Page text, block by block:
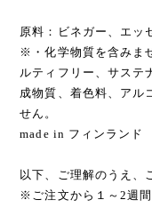
原料：ビネガー、エッ
※・化学物質を含みま
ルティフリー、サステ
成物質、着色料、アル
せん。
made in フィンランド
以下、ご理解のうえ、
※ご注文から１～2週